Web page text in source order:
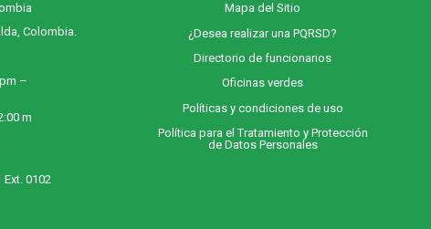
Colombia.
–
m
Ext. 0102
Mapa del Sitio
¿Desea realizar una PQRSD?
Directorio de funcionarios
Oficinas verdes
Políticas y condiciones de uso
Política para el Tratamiento y Protección
de Datos Personales